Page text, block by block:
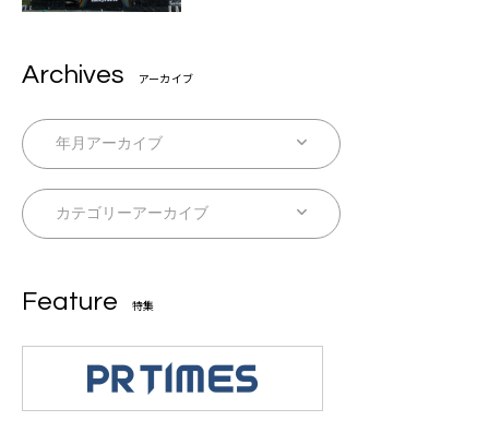
Archives アーカイブ
Feature 特集